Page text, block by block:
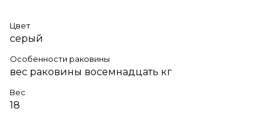
Цвет
серый
Особенности раковины
вес раковины восемнадцать кг
Вес
18